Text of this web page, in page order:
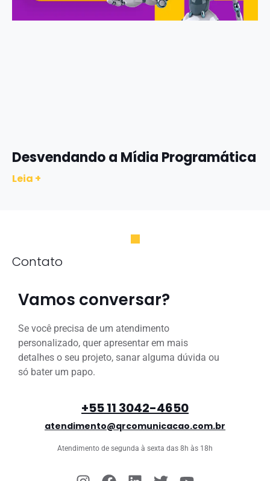
Desvendando a Mídia Programática
Leia +
Contato
Vamos conversar?
Se você precisa de um atendimento
personalizado, quer apresentar em mais
detalhes o seu projeto, sanar alguma dúvida ou
só bater um papo.
+55 11 3042-4650
atendimento@qrcomunicacao.com.br
Atendimento de segunda à sexta das 8h às 18h